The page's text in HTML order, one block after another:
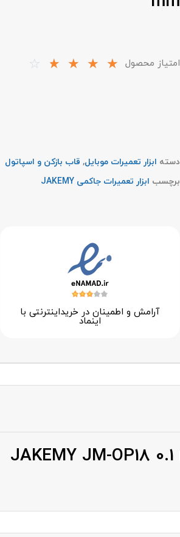
امتیاز محصول ☆
☆
☆
☆
☆
دسته ابزار تعمیرات موبایل, قاب بازکن و اسپاتول
برچسب ابزار تعمیرات جاکمی JAKEMY
آرامش و اطمینان در خرید‌اینترنتی با
اینماد